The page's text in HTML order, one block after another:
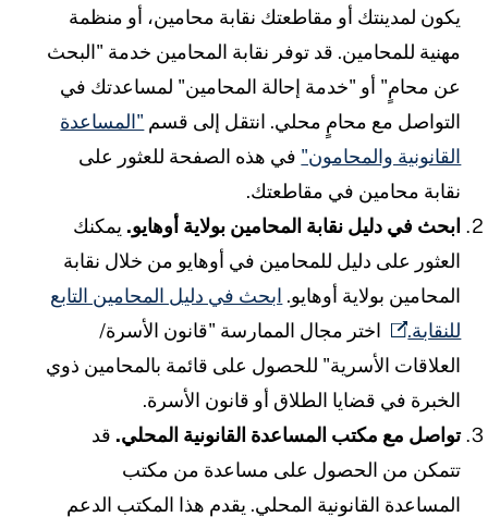
يكون لمدينتك أو مقاطعتك نقابة محامين، أو منظمة
مهنية للمحامين. قد توفر نقابة المحامين خدمة "البحث
عن محامٍ" أو "خدمة إحالة المحامين" لمساعدتك في
التواصل مع محامٍ محلي. انتقل إلى قسم"المساعدة
القانونية والمحامون"في هذه الصفحة للعثور على
نقابة محامين في مقاطعتك.
ابحث في دليل نقابة المحامين بولاية أوهايو.يمكنك
العثور على دليل للمحامين في أوهايو من خلال نقابة
المحامين بولاية أوهايو.ابحث في دليل المحامين التابع
للنقابة.
اختر مجال الممارسة "قانون الأسرة/
العلاقات الأسرية" للحصول على قائمة بالمحامين ذوي
الخبرة في قضايا الطلاق أو قانون الأسرة.
تواصل مع مكتب المساعدة القانونية المحلي.قد
تتمكن من الحصول على مساعدة من مكتب
المساعدة القانونية المحلي. يقدم هذا المكتب الدعم